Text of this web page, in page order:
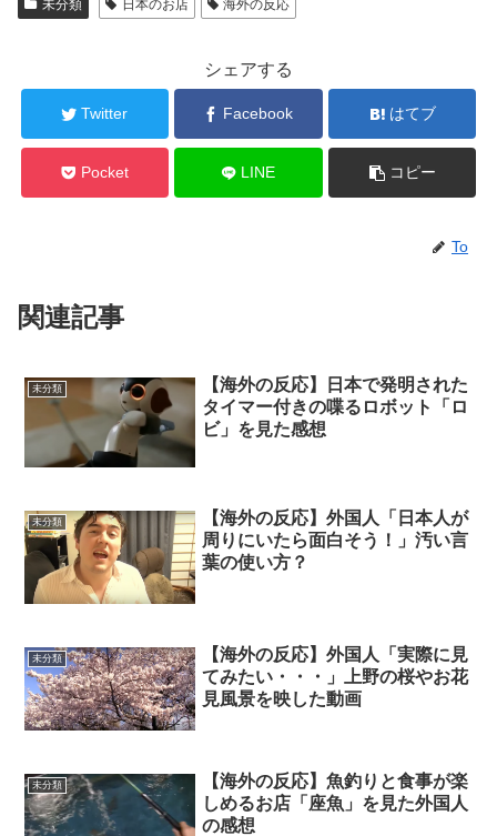
未分類 日本のお店 海外の反応
シェアする
Twitter Facebook はてブ
Pocket LINE コピー
To
関連記事
未分類
【海外の反応】日本で発明された
タイマー付きの喋るロボット「ロ
ビ」を見た感想
未分類
【海外の反応】外国人「日本人が
周りにいたら面白そう！」汚い言
葉の使い方？
未分類
【海外の反応】外国人「実際に見
てみたい・・・」上野の桜やお花
見風景を映した動画
未分類
【海外の反応】魚釣りと食事が楽
しめるお店「座魚」を見た外国人
の感想